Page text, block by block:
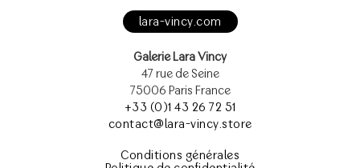
lara-vincy.com
Galerie Lara Vincy
47 rue de Seine
75006 Paris France
+33 (0)1 43 26 72 51
contact@lara-vincy.store
Conditions générales